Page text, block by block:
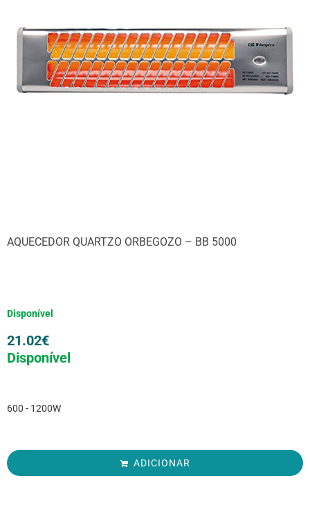
AQUECEDOR QUARTZO ORBEGOZO – BB 5000
Disponível
21.02€
Disponível
600 - 1200W
ADICIONAR